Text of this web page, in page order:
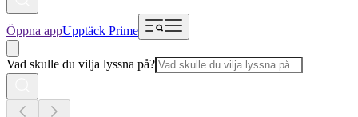
Öppna appUpptäck Prime
Vad skulle du vilja lyssna på?